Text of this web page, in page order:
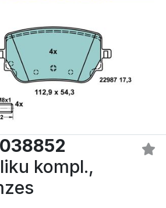
kompl.,